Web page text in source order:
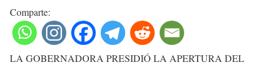
Comparte:
LA GOBERNADORA PRESIDIÓ LA APERTURA DEL